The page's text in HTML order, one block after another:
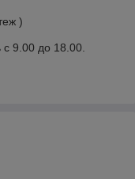
)
9.00 до 18.00.